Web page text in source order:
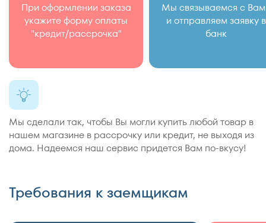
При оформлении заказа
укажите форму оплаты
"кредит/рассрочка"
Мы связываемся с
и отправляем заявку в
банк
Мы сделали так, чтобы Вы могли купить любой товар в
нашем магазине в рассрочку или кредит, не выходя из
дома. Надеемся наш сервис придется Вам по-вкусу!
Требования к заемщикам